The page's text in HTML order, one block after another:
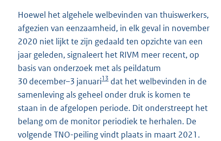
Hoewel het algehele welbevinden van thuiswerkers,
afgezien van eenzaamheid, in elk geval in november
2020 niet lijkt te zijn gedaald ten opzichte van een
jaar geleden, signaleert het RIVM meer recent, op
basis van onderzoek met als peildatum
30 december–3 januari13 dat het welbevinden in de
samenleving als geheel onder druk is komen te
staan in de afgelopen periode. Dit onderstreept het
belang om de monitor periodiek te herhalen. De
volgende TNO-peiling vindt plaats in maart 2021.